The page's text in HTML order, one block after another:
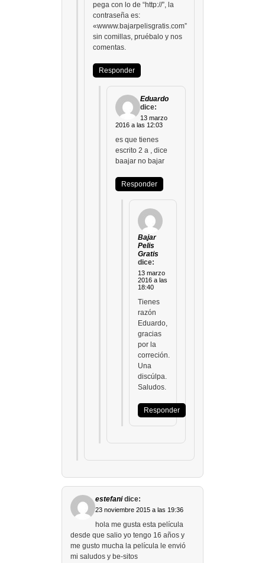
pega con lo de “http://”, la
contraseña es:
«wwww.bajarpelisgratis.com”
sin comillas, pruébalo y nos
comentas.
Responder
Eduardo
dice:
13 marzo
2016 a las 12:03
es que tienes
escrito 2 a , dice
baajar no bajar
Responder
Bajar
Pelis
Gratis
dice:
13 marzo
2016 a las
18:40
Tienes
razón
Eduardo,
gracias
por la
correción.
Una
discúlpa.
Saludos.
Responder
estefani dice:
23 noviembre 2015 a las 19:36
hola me gusta esta película
desde que salio yo tengo 16 años y
me gusto mucha la película le envió
mi saludos y be-sitos